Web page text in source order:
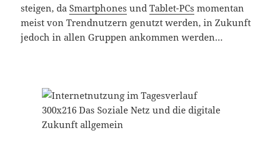
steigen, daSmartphones undTablet-PCs momentan
meist von Trendnutzern genutzt werden, in Zukunft
jedoch in allen Gruppen ankommen werden…